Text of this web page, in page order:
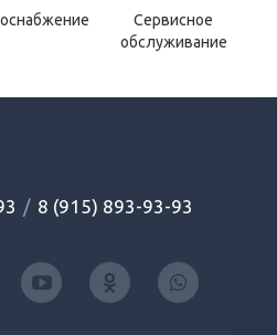
Сервисное
обслуживание
/ 8 (915) 893-93-93